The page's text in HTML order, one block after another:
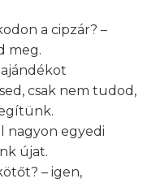
a cipzár? –
meg.
csak nem tudod,
nagyon egyedi
újat.
– igen,